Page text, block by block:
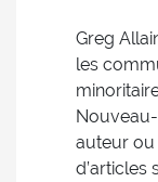
Greg
les
auteur ou
d’articles